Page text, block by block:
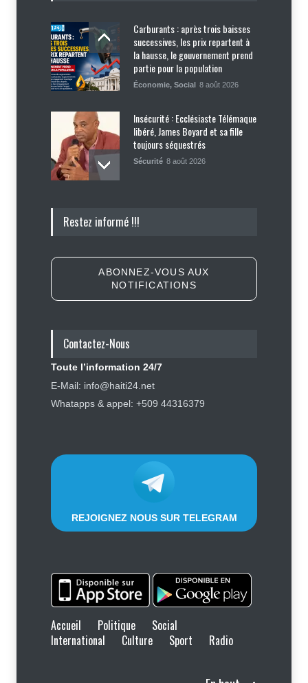
Carburants : après trois baisses
successives, les prix repartent à
la hausse, le gouvernement prend
partie pour la population
Économie, Social 8 août 2026
Insécurité : Ecclésiaste Télémaque
libéré, James Boyard et sa fille
toujours séquestrés
Sécurité 8 août 2026
Trump et anti immigration, tombe
Journalisme sportif : l'urgence de
Police nationale : les divisions
internes profitent-elles aux gangs
Restez informé !!!
ABONNEZ-VOUS AUX
NOTIFICATIONS
Contactez-Nous
Toute l’information 24/7
E-Mail: info@haiti24.net
Whatapps & appel: +509 44316379
REJOIGNEZ NOUS SUR TELEGRAM
Accueil Politique
Social
International
Culture Sport Radio